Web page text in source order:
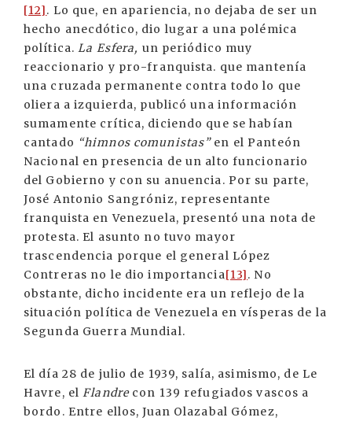
[12]. Lo que, en apariencia, no dejaba de ser un
hecho anecdótico, dio lugar a una polémica
política.La Esfera, un periódico muy
reaccionario y pro-franquista. que mantenía
una cruzada permanente contra todo lo que
oliera a izquierda, publicó una información
sumamente crítica, diciendo que se habían
cantado “himnos comunistas” en el Panteón
Nacional en presencia de un alto funcionario
del Gobierno y con su anuencia. Por su parte,
José Antonio Sangróniz, representante
franquista en Venezuela, presentó una nota de
protesta. El asunto no tuvo mayor
trascendencia porque el general López
Contreras no le dio importancia[13]. No
obstante, dicho incidente era un reflejo de la
situación política de Venezuela en vísperas de la
Segunda Guerra Mundial.
El día 28 de julio de 1939, salía, asimismo, de Le
Havre, elFlandre con 139 refugiados vascos a
bordo. Entre ellos, Juan Olazabal Gómez,